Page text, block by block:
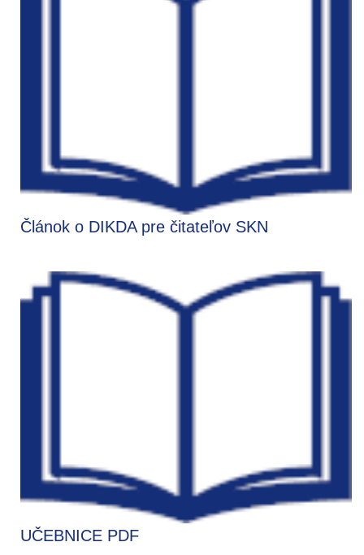
Článok o DIKDA pre čitateľov SKN
UČEBNICE PDF